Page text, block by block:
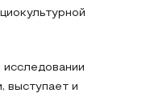
выступает и